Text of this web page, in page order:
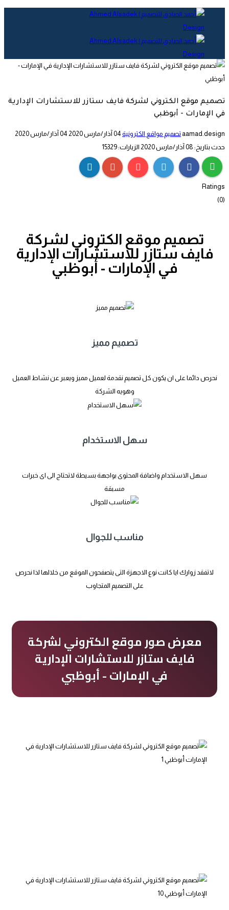
تصميم موقع الكتروني لشركة فايف ستازر للاستشارات الإدارية
في الإمارات - أبوظبي
aamad.design تصميم مواقع الكترونية 04 آذار/مارس 2020
04 آذار/مارس 2020
حدث بتاريخ: 08 آذار/مارس 2020
الزيارات: 15329
Ratings
(0)
تصميم موقع الكتروني لشركة
فايف ستازر للاستشارات الإدارية
في الإمارات - أبوظبي
تصميم مميز
نحرص دائما على ان يكون كل تصميم نقدمة لعميل مميز ويعبر عن نشاط العميل
وهويه الشركة
سهل الاستخدام
سهل الاستخدام واضافة المحتوى بواجهة بسيطة لاتحتاج الى اى خبرات
مسبقة
مناسب للجوال
لاتفقد زوارك ايا كانت نوع الاجهزة التى يتصفحون الموقع من خلالها لذا نحرص
على التصميم المتجاوب
معرض صور موقع الكتروني لشركة
فايف ستازر للاستشارات الإدارية
في الإمارات - أبوظبي